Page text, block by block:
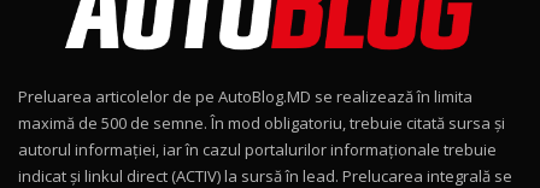
Noul Geely EX2 / Test Drive AutoBlog.MD
15:22
Mercedes-AMG E 53 HYBRID 4MATIC+ / Test
Drive AutoBlog.MD
16:27
Preluarea articolelor de pe AutoBlog.MD se realizează în limita
maximă de 500 de semne. În mod obligatoriu, trebuie citată sursa și
autorul informației, iar în cazul portalurilor informaționale trebuie
indicat și linkul direct (ACTIV) la sursă în lead. Prelucarea integrală se